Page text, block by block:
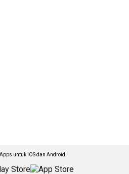
untuk iOS dan Android